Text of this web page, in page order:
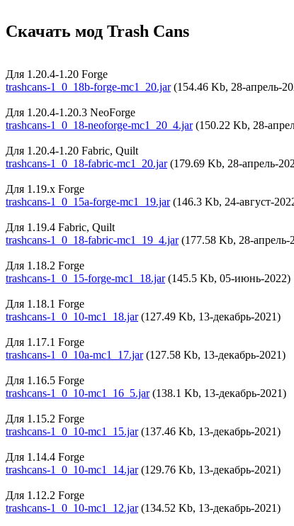
Скачать мод Trash Cans
Для 1.20.4-1.20 Forge
trashcans-1_0_18b-forge-mc1_20.jar(154.46 Kb, 28-апрель-
Для 1.20.4-1.20.3 NeoForge
trashcans-1_0_18-neoforge-mc1_20_4.jar(150.22 Kb, 28-
Для 1.20.4-1.20 Fabric, Quilt
trashcans-1_0_18-fabric-mc1_20.jar(179.69 Kb, 28-апрель-
Для 1.19.x Forge
trashcans-1_0_15a-forge-mc1_19.jar(146.3 Kb, 24-август-
Для 1.19.4 Fabric, Quilt
trashcans-1_0_18-fabric-mc1_19_4.jar(177.58 Kb, 28-апрель-
Для 1.18.2 Forge
trashcans-1_0_15-forge-mc1_18.jar(145.5 Kb, 05-июнь-2022)
Для 1.18.1 Forge
trashcans-1_0_10-mc1_18.jar(127.49 Kb, 13-декабрь-2021)
Для 1.17.1 Forge
trashcans-1_0_10a-mc1_17.jar(127.58 Kb, 13-декабрь-2021)
Для 1.16.5 Forge
trashcans-1_0_10-mc1_16_5.jar(138.1 Kb, 13-декабрь-2021)
Для 1.15.2 Forge
trashcans-1_0_10-mc1_15.jar(137.46 Kb, 13-декабрь-2021)
Для 1.14.4 Forge
trashcans-1_0_10-mc1_14.jar(129.76 Kb, 13-декабрь-2021)
Для 1.12.2 Forge
trashcans-1_0_10-mc1_12.jar(134.52 Kb, 13-декабрь-2021)